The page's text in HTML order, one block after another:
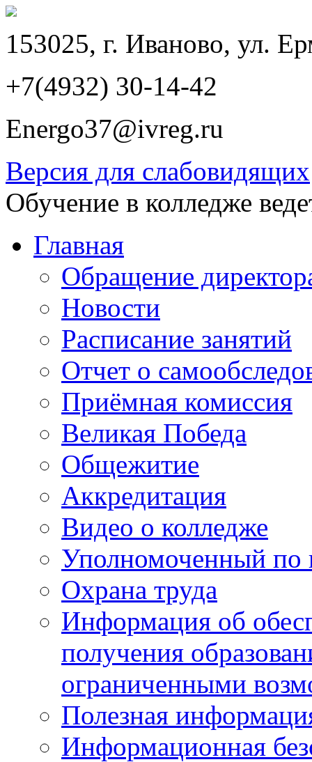
153025, г. Иваново, ул.
+7(4932) 30-14-42
Energo37@ivreg.ru
Версия для слабовидящих
Обучение в колледже
Главная
Обращение
Новости
Расписание занятий
Отчет о
Приёмная комиссия
Великая Победа
Общежитие
Аккредитация
Видео о колледже
Уполномоченный по
Охрана труда
Информация об
получения
ограниченными
Полезная
Информационная